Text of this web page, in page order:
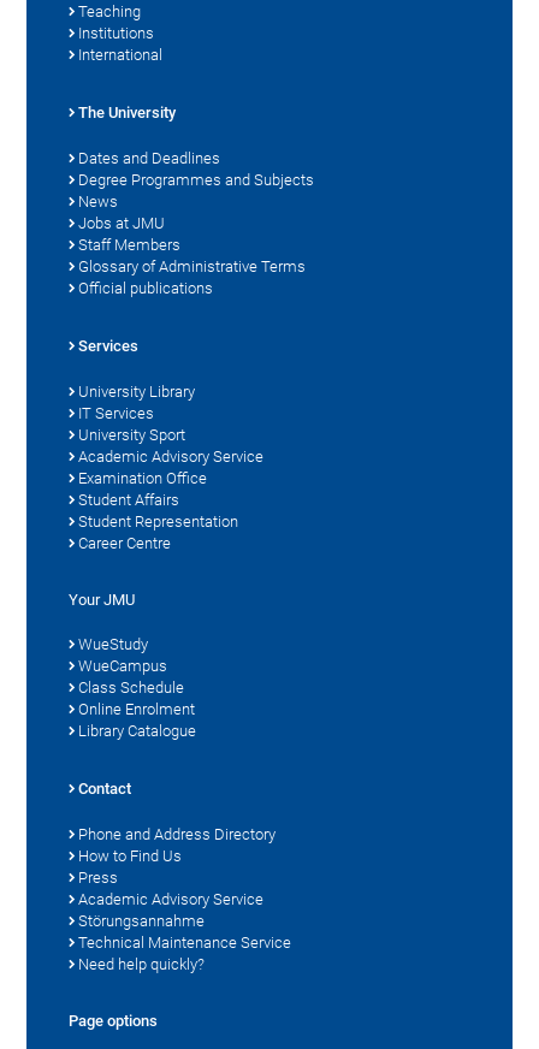
Teaching
Institutions
International
The University
Dates and Deadlines
Degree Programmes and Subjects
News
Jobs at JMU
Staff Members
Glossary of Administrative Terms
Official publications
Services
University Library
IT Services
University Sport
Academic Advisory Service
Examination Office
Student Affairs
Student Representation
Career Centre
Your JMU
WueStudy
WueCampus
Class Schedule
Online Enrolment
Library Catalogue
Contact
Phone and Address Directory
How to Find Us
Press
Academic Advisory Service
Störungsannahme
Technical Maintenance Service
Need help quickly?
Page options